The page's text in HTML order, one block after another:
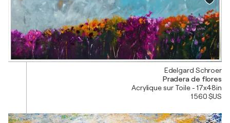
Edelgard Schroer
Pradera de flores
Acrylique sur Toile - 17x48in
1 560 $US